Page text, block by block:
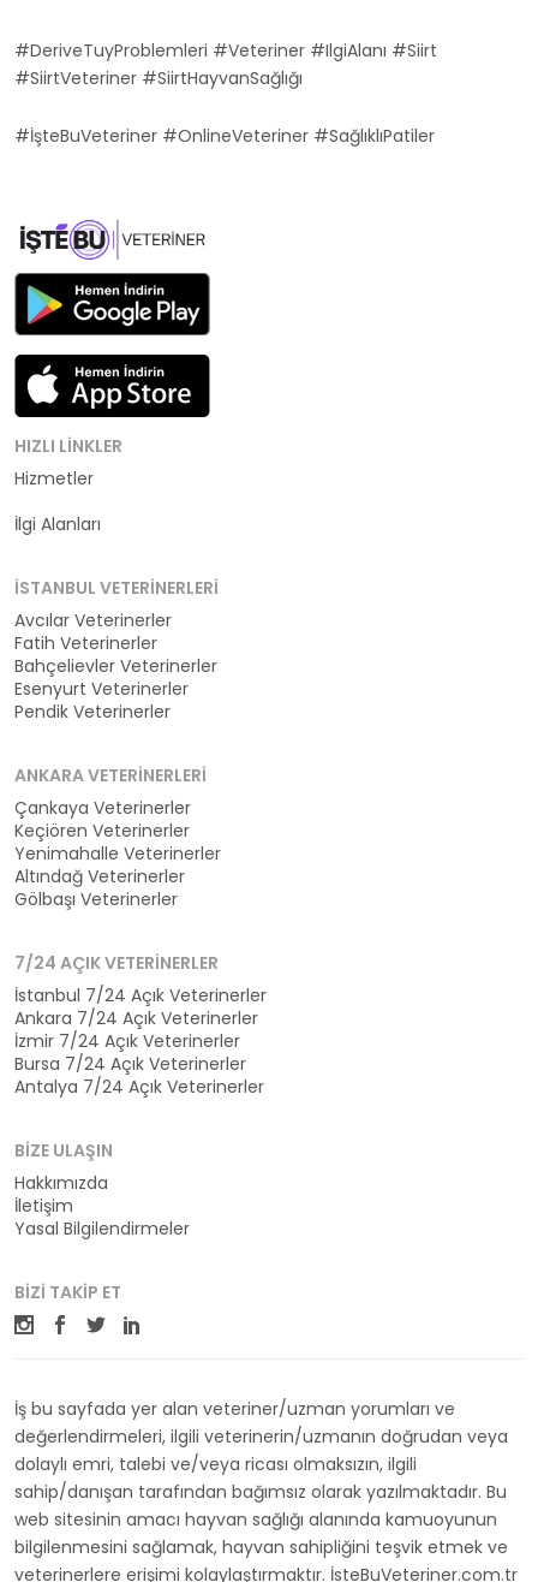
#DeriveTuyProblemleri #Veteriner #IlgiAlanı #Siirt
#SiirtVeteriner #SiirtHayvanSağlığı
#İşteBuVeteriner #OnlineVeteriner #SağlıklıPatiler
HIZLI LINKLER
Hizmetler
İlgi Alanları
İSTANBUL VETERINERLERI
Avcılar Veterinerler
Fatih Veterinerler
Bahçelievler Veterinerler
Esenyurt Veterinerler
Pendik Veterinerler
ANKARA VETERINERLERI
Çankaya Veterinerler
Keçiören Veterinerler
Yenimahalle Veterinerler
Altındağ Veterinerler
Gölbaşı Veterinerler
7/24 AÇIK VETERINERLER
İstanbul 7/24 Açık Veterinerler
Ankara 7/24 Açık Veterinerler
İzmir 7/24 Açık Veterinerler
Bursa 7/24 Açık Veterinerler
Antalya 7/24 Açık Veterinerler
BIZE ULAŞIN
Hakkımızda
İletişim
Yasal Bilgilendirmeler
BIZI TAKIP ET
İş bu sayfada yer alan veteriner/uzman yorumları ve
değerlendirmeleri, ilgili veterinerin/uzmanın doğrudan veya
dolaylı emri, talebi ve/veya ricası olmaksızın, ilgili
sahip/danışan tarafından bağımsız olarak yazılmaktadır. Bu
web sitesinin amacı hayvan sağlığı alanında kamuoyunun
bilgilenmesini sağlamak, hayvan sahipliğini teşvik etmek ve
veterinerlere erişimi kolaylaştırmaktır. İsteBuVeteriner.com.tr